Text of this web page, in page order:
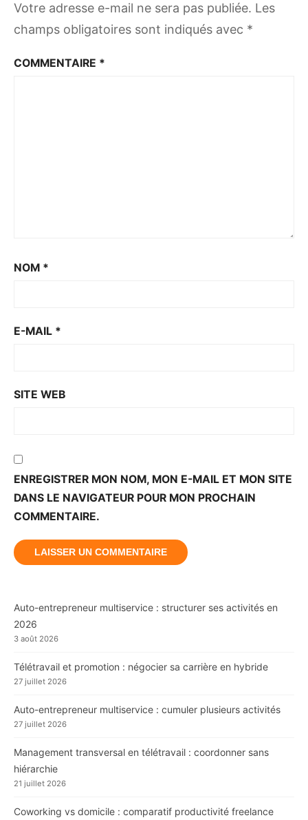
Votre adresse e-mail ne sera pas publiée. Les
champs obligatoires sont indiqués avec *
COMMENTAIRE *
NOM *
E-MAIL *
SITE WEB
ENREGISTRER MON NOM, MON E-MAIL ET MON SITE
DANS LE NAVIGATEUR POUR MON PROCHAIN
COMMENTAIRE.
Auto-entrepreneur multiservice : structurer ses activités en
2026
3 août 2026
Télétravail et promotion : négocier sa carrière en hybride
27 juillet 2026
Auto-entrepreneur multiservice : cumuler plusieurs activités
27 juillet 2026
Management transversal en télétravail : coordonner sans
hiérarchie
21 juillet 2026
Coworking vs domicile : comparatif productivité freelance